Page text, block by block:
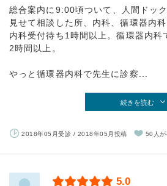
総合案内に9:00頃ついて、人間ドッ
見せて相談した所、内科、循環器内科
内科受付待ち1時間以上。循環器内科
2時間以上。
やっと循環器内科で先生に診察...
続きを読む
2018年05月受診 / 2018年05月投稿 50人が
5.0